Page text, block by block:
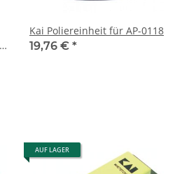
Kai Poliereinheit für AP-0118
19,76 € *
AUF LAGER